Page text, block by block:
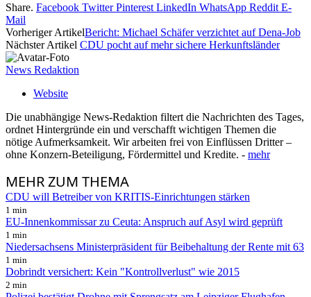
Share. Facebook Twitter Pinterest LinkedIn WhatsApp Reddit E-
Mail
Vorheriger ArtikelBericht: Michael Schäfer verzichtet auf Dena-Job
Nächster Artikel CDU pocht auf mehr sichere Herkunftsländer
News Redaktion
Website
Die unabhängige News-Redaktion filtert die Nachrichten des Tages,
ordnet Hintergründe ein und verschafft wichtigen Themen die
nötige Aufmerksamkeit. Wir arbeiten frei von Einflüssen Dritter –
ohne Konzern-Beteiligung, Fördermittel und Kredite. - mehr
MEHRZUM THEMA
CDU will Betreiber von KRITIS-Einrichtungen stärken
1 min
EU-Innenkommissar zu Ceuta: Anspruch auf Asyl wird geprüft
1 min
Niedersachsens Ministerpräsident für Beibehaltung der Rente mit 63
1 min
Dobrindt versichert: Kein "Kontrollverlust" wie 2015
2 min